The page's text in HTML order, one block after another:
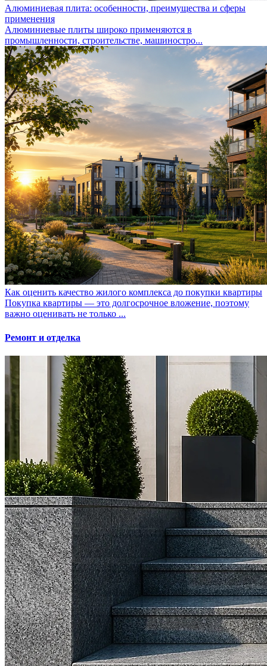
Алюминиевая плита: особенности, преимущества и сферы
применения
Алюминиевые плиты широко применяются в
промышленности, строительстве, машиностро...
Как оценить качество жилого комплекса до покупки квартиры
Покупка квартиры — это долгосрочное вложение, поэтому
важно оценивать не только ...
Ремонт и отделка